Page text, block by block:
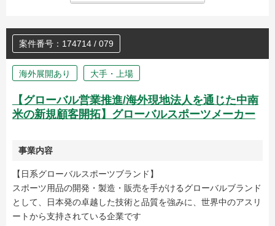
案件番号：174714 / 079
海外展開あり 大手・上場
【グローバル営業推進/海外現地法人を通じた中南
米の新規顧客開拓】グローバルスポーツメーカー
事業内容
【日系グローバルスポーツブランド】
スポーツ用品の開発・製造・販売を手がけるグローバルブランド
として、日本発の卓越した技術と品質を強みに、世界中のアスリ
ートから支持されている企業です